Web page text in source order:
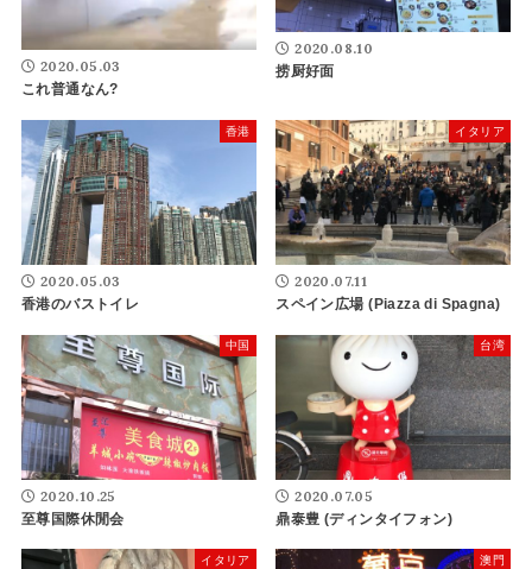
2020.05.03
これ普通なん?
2020.08.10
捞厨好面
香港
2020.05.03
香港のバストイレ
イタリア
2020.07.11
スペイン広場 (Piazza di Spagna)
中国
2020.10.25
至尊国際休閒会
台湾
2020.07.05
鼎泰豊 (ディンタイフォン)
イタリア 澳門